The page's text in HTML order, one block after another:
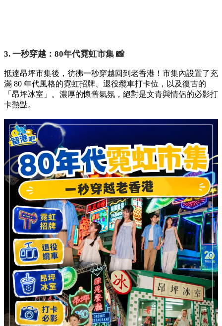
3. 一秒穿越：80年代霓虹市集 📸
抵達昂坪市集後，彷彿一秒穿越回到老香港！市集內設置了充
滿 80 年代風格的霓虹招牌、退役纜車打卡位，以及復古的
「昂坪冰室」。濃厚的懷舊氣氛，絕對是文青與情侶的必影打
卡熱點。